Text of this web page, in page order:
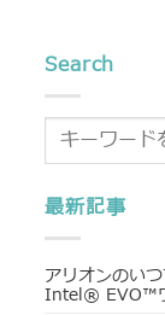
Search
最新記事
アリオンのい
Intel® EVO™